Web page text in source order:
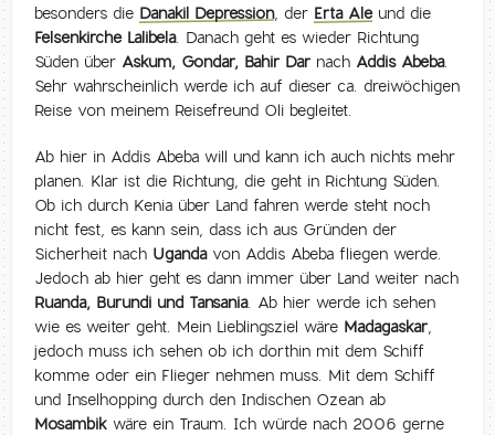
besonders die Danakil Depression, der Erta Aleund die
Felsenkirche Lalibela. Danach geht es wieder Richtung
Süden über Askum, Gondar, Bahir Dar nach Addis Abeba.
Sehr wahrscheinlich werde ich auf dieser ca. dreiwöchigen
Reise von meinem Reisefreund Oli begleitet.
Ab hier in Addis Abeba will und kann ich auch nichts mehr
planen. Klar ist die Richtung, die geht in Richtung Süden.
Ob ich durch Kenia über Land fahren werde steht noch
nicht fest, es kann sein, dass ich aus Gründen der
Sicherheit nach Ugandavon Addis Abeba fliegen werde.
Jedoch ab hier geht es dann immer über Land weiter nach
Ruanda, Burundi und Tansania. Ab hier werde ich sehen
wie es weiter geht. Mein Lieblingsziel wäre Madagaskar,
jedoch muss ich sehen ob ich dorthin mit dem Schiff
komme oder ein Flieger nehmen muss. Mit dem Schiff
und Inselhopping durch den Indischen Ozean ab
Mosambik wäre ein Traum. Ich würde nach 2006 gerne